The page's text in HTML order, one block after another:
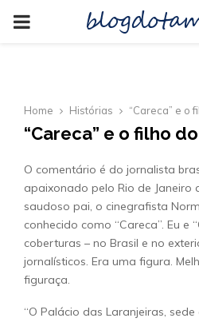
PRIMARY
Home Histórias “Careca” e o
“Careca” e o filho
O comentário é do jornalista
apaixonado pelo Rio de Janeiro
saudoso pai, o cinegrafista
conhecido como “Careca”. Eu e
coberturas – no Brasil e no
jornalísticos. Era uma figura.
figuraça.
“O Palácio das Laranjeiras,